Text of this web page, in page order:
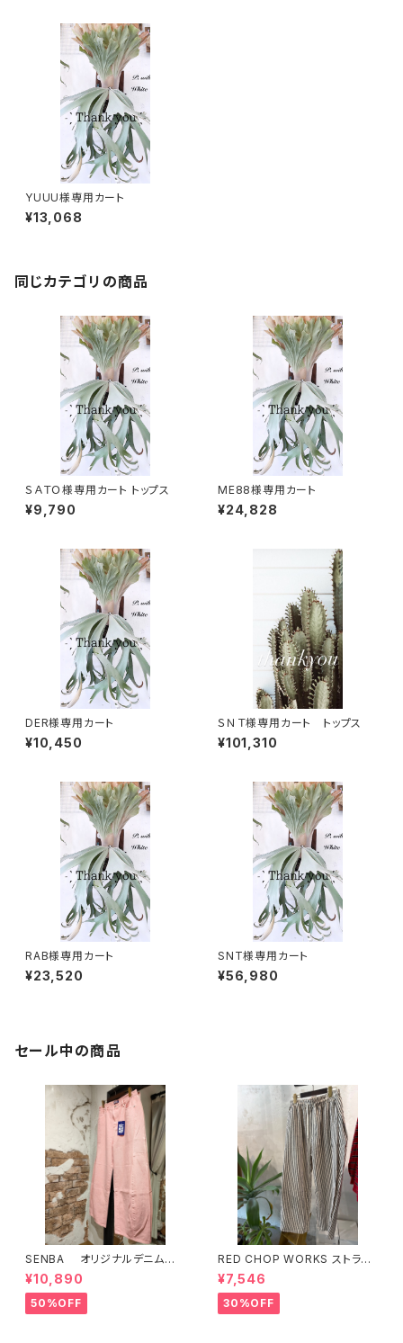
YUUU様専用カート
¥13,068
同じカテゴリの商品
ＳＡＴＯ様専用カート トップス
¥9,790
ME88様専用カート
¥24,828
DER様専用カート
¥10,450
ＳＮＴ様専用カート トップス
¥101,310
RAB様専用カート
¥23,520
SNT様専用カート
¥56,980
セール中の商品
SENBA オリジナルデニム
ピンク
¥10,890
50%OFF
RED CHOP WORKS ストライ
プ柄パンツ 【36352581】
¥7,546
30%OFF